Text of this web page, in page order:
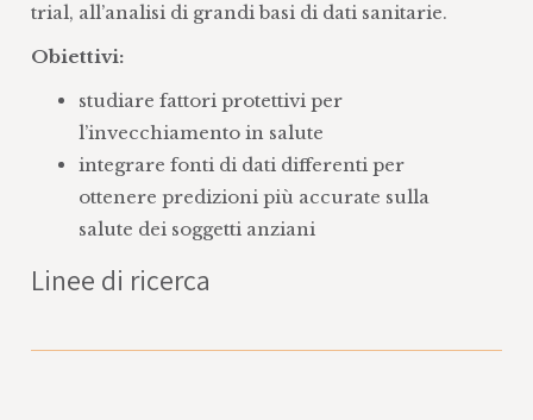
trial, all’analisi di grandi basi di dati sanitarie.
Obiettivi:
studiare fattori protettivi per
l’invecchiamento in salute
integrare fonti di dati differenti per
ottenere predizioni più accurate sulla
salute dei soggetti anziani
Linee di ricerca